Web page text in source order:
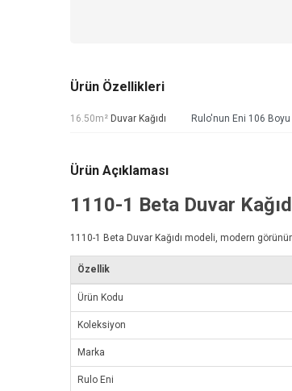
Ürün Özellikleri
16.50m² Duvar Kağıdı Rulo'nun Eni 106
Ürün Açıklaması
1110-1 Beta Duvar
1110-1 Beta Duvar Kağıdı modeli, modern
Özellik
Ürün Kodu
Koleksiyon
Marka
Rulo Eni